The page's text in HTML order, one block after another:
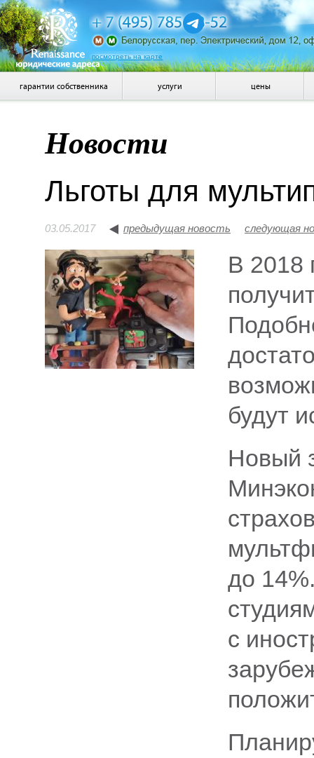
посмотреть на карте
гарантии собственника услуги цены
Новости
Льготы для
03.05.2017 предыдущая новость следующая
В 2018
будут
Новый
до
с